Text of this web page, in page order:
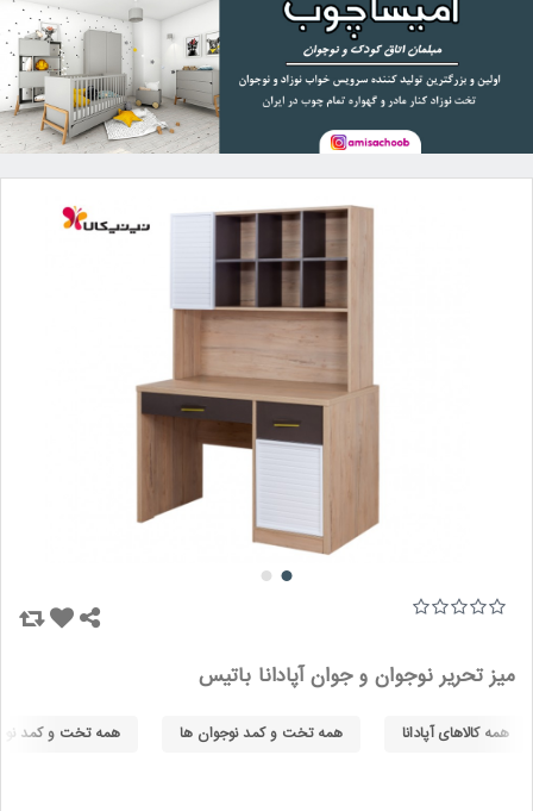
میز تحریر نوجوان و جوان آپادانا باتیس
همه کالاهای آپادانا همه تخت و کمد نوجوان ها همه تخت و کمد